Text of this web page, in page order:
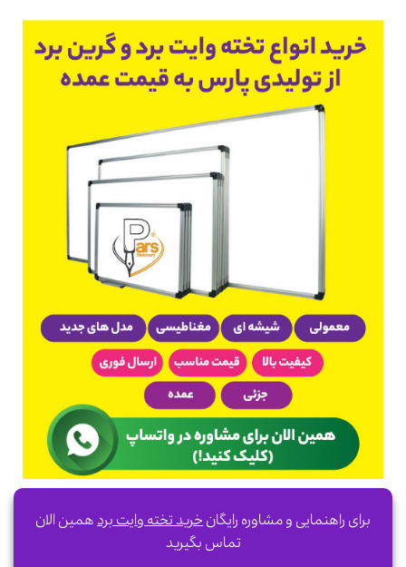
برای راهنمایی و مشاوره رایگانخرید تخته وایت بردهمین الان
تماس بگیرید